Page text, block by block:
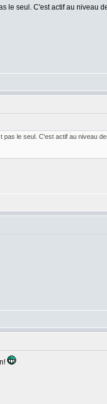
le seul. C'est actif au niveau
le seul. C'est actif au niveau